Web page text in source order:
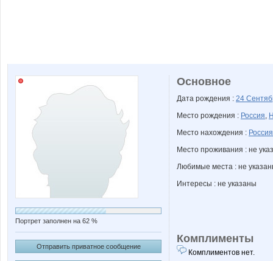
Портрет заполнен на 62 %
Отправить приватное сообщение
Основное
Дата рождения : 24
Место рождения : Россия,
Место нахождения : Россия
Место проживания : не
Любимые места : не
Интересы : не указаны
Комплименты
Комплиментов нет.